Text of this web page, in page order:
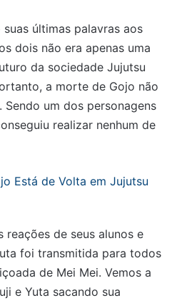
últimas palavras aos
dois não era apenas uma
da sociedade Jujutsu
a morte de Gojo não
um dos personagens
realizar nenhum de
Está de Volta em Jujutsu
reações de seus alunos e
foi transmitida para todos
de Mei Mei. Vemos a
e Yuta sacando sua